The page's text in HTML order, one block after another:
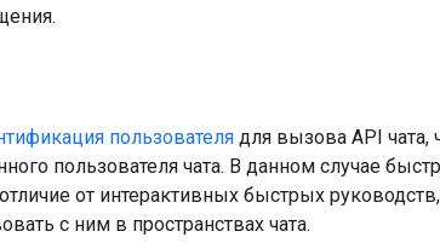
пользователя для вызова API чата,
пользователя чата. В данном случае
от интерактивных быстрых
с ним в пространствах чата.